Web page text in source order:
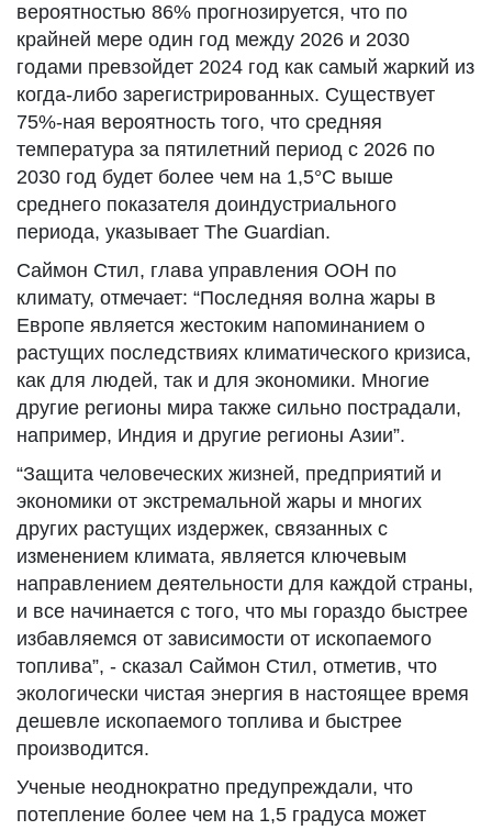
вероятностью 86% прогнозируется, что по
крайней мере один год между 2026 и 2030
годами превзойдет 2024 год как самый жаркий из
когда-либо зарегистрированных. Существует
75%-ная вероятность того, что средняя
температура за пятилетний период с 2026 по
2030 год будет более чем на 1,5°C выше
среднего показателя доиндустриального
периода, указывает The Guardian.
Саймон Стил, глава управления ООН по
климату, отмечает: “Последняя волна жары в
Европе является жестоким напоминанием о
растущих последствиях климатического кризиса,
как для людей, так и для экономики. Многие
другие регионы мира также сильно пострадали,
например, Индия и другие регионы Азии”.
“Защита человеческих жизней, предприятий и
экономики от экстремальной жары и многих
других растущих издержек, связанных с
изменением климата, является ключевым
направлением деятельности для каждой страны,
и все начинается с того, что мы гораздо быстрее
избавляемся от зависимости от ископаемого
топлива”, - сказал Саймон Стил, отметив, что
экологически чистая энергия в настоящее время
дешевле ископаемого топлива и быстрее
производится.
Ученые неоднократно предупреждали, что
потепление более чем на 1,5 градуса может